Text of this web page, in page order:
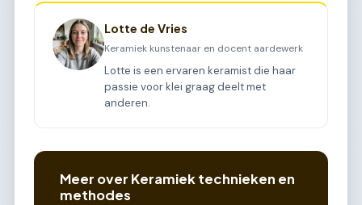
Lotte de Vries
Keramiek kunstenaar en docent aardewerk
Lotte is een ervaren keramist die haar
passie voor klei graag deelt met
anderen.
Meer over Keramiek technieken en
methodes